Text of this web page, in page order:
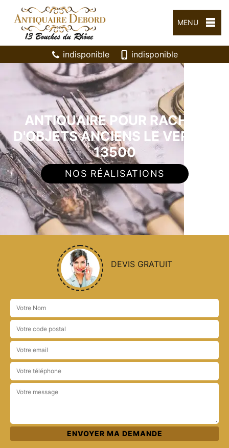
MENU
indisponible indisponible
ANTIQUAIRE POUR RACHAT
D'OBJETS ANCIENS LE VERGER
13500
NOS RÉALISATIONS
DEVIS GRATUIT